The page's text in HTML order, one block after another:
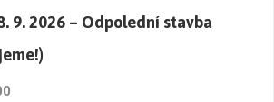
9. 2026 – Odpolední stavba